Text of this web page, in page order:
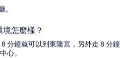
。
怎麼樣？
分鐘就可以到東隆宮，另外走 8 分鐘
心。